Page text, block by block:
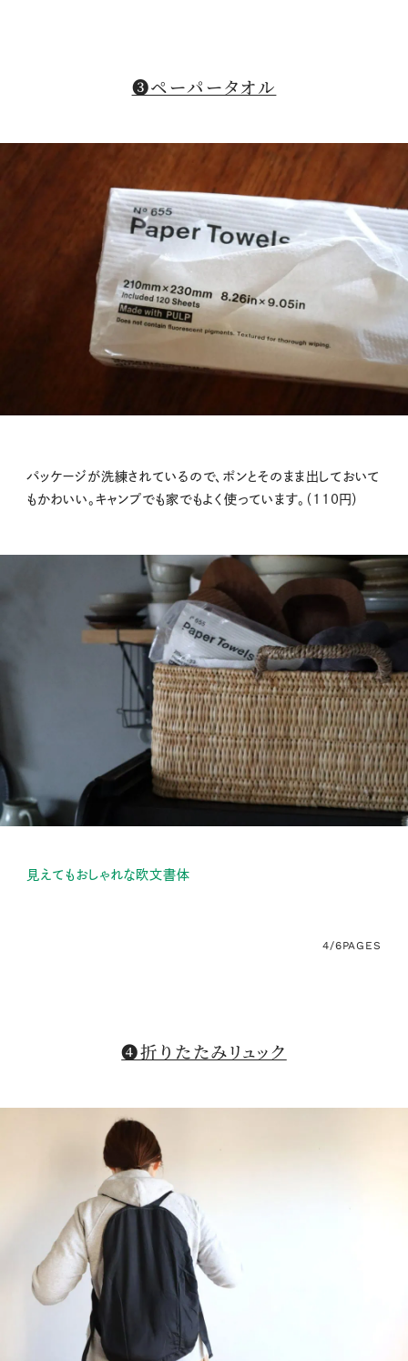
❸ペーパータオル
パッケージが洗練されているので、ポンとそのまま出しておいて
もかわいい。キャンプでも家でもよく使っています。（110円）
見えてもおしゃれな欧文書体
4/6PAGES
❹折りたたみリュック